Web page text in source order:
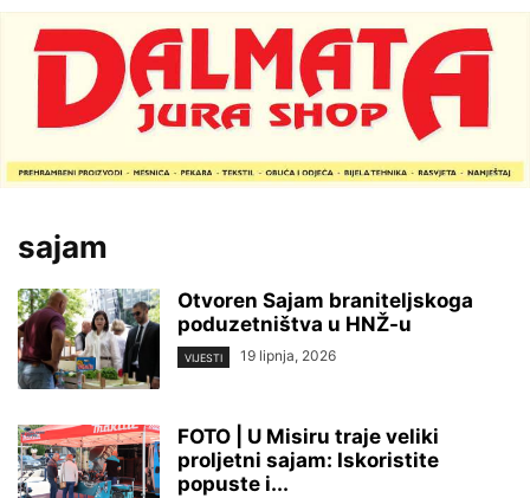
sajam
Otvoren Sajam braniteljskoga
poduzetništva u HNŽ-u
VIJESTI 19 lipnja, 2026
FOTO | U Misiru traje veliki
proljetni sajam: Iskoristite
popuste i...